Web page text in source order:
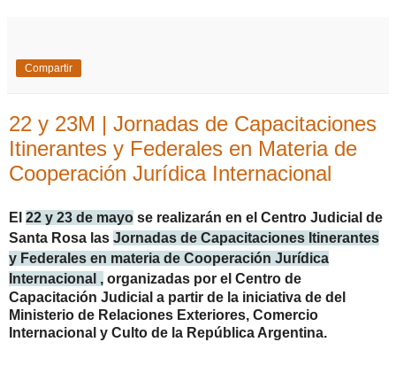
Compartir
22 y 23M | Jornadas de Capacitaciones
Itinerantes y Federales en Materia de
Cooperación Jurídica Internacional
El 22 y 23 de mayo se realizarán en el Centro Judicial de
Santa Rosa las Jornadas de Capacitaciones Itinerantes
y Federales en materia de Cooperación Jurídica
Internacional , organizadas por el Centro de
Capacitación Judicial a partir de la iniciativa de del
Ministerio de Relaciones Exteriores, Comercio
Internacional y Culto de la República Argentina.